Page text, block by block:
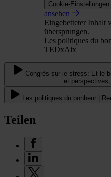
Cookie-Einstellungen
ansehen
Eingebetteter Inhalt
übersprungen.
Les politiques du
TEDxAix
Congrès sur le stress: Et le
et
Les politiques du bonheur |
Teilen